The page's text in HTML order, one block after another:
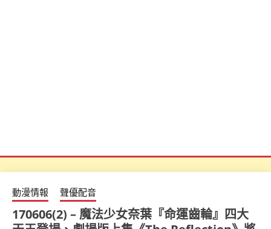
動漫情報 聲優配音
170606(2) – 魔法少女奈葉『命運齒輪』四大